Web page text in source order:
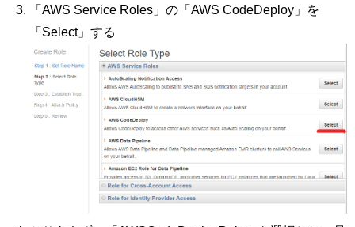
「AWS Service Roles」の「AWS CodeDeploy」を
「Select」する